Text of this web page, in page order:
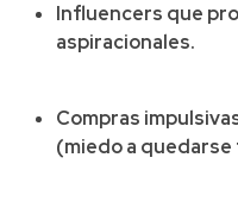
Influencers que
aspiracionales.
Compras
(miedo a